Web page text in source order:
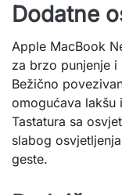
Dodatne
Apple MacBook
za brzo punjenje
Bežično
omogućava lakšu
Tastatura sa
slabog
geste.